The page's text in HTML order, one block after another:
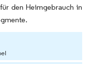
den Heimgebrauch in